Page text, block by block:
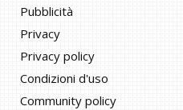
Pubblicità
Privacy
Privacy policy
Condizioni d'uso
Community policy